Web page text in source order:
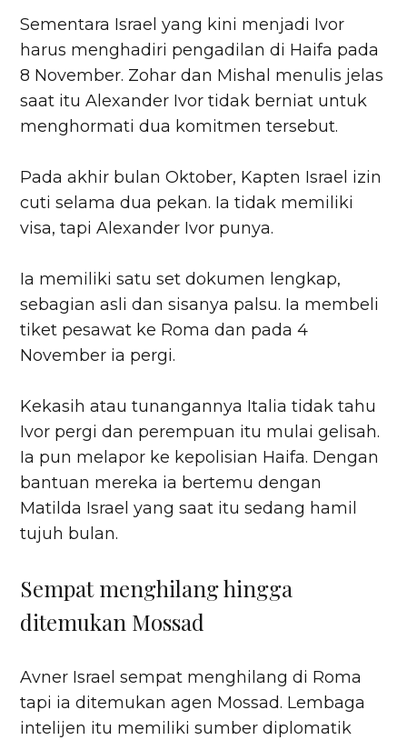
Sementara Israel yang kini menjadi Ivor
harus menghadiri pengadilan di Haifa pada
8 November. Zohar dan Mishal menulis jelas
saat itu Alexander Ivor tidak berniat untuk
menghormati dua komitmen tersebut.
Pada akhir bulan Oktober, Kapten Israel izin
cuti selama dua pekan. Ia tidak memiliki
visa, tapi Alexander Ivor punya.
Ia memiliki satu set dokumen lengkap,
sebagian asli dan sisanya palsu. Ia membeli
tiket pesawat ke Roma dan pada 4
November ia pergi.
Kekasih atau tunangannya Italia tidak tahu
Ivor pergi dan perempuan itu mulai gelisah.
Ia pun melapor ke kepolisian Haifa. Dengan
bantuan mereka ia bertemu dengan
Matilda Israel yang saat itu sedang hamil
tujuh bulan.
Sempat menghilang hingga
ditemukan Mossad
Avner Israel sempat menghilang di Roma
tapi ia ditemukan agen Mossad. Lembaga
intelijen itu memiliki sumber diplomatik